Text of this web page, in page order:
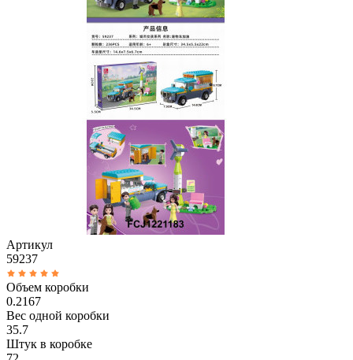
Артикул
59237
Объем коробки
0.2167
Вес одной коробки
35.7
Штук в коробке